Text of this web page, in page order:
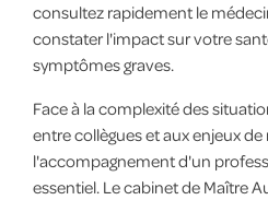
consultez rapidement le
constater l'impact sur votre
symptômes graves.
Face à la complexité des
entre collègues et aux enjeux
l'accompagnement d'un
essentiel. Le cabinet de Maître